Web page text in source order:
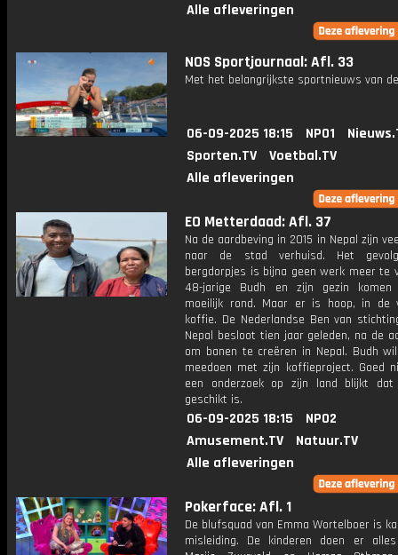
Alle afleveringen
NOS Sportjournaal: Afl. 33
Met het belangrijkste sportnieuws van
06-09-2025 18:15 NPO1
Sporten.TV
Voetbal.TV
Alle afleveringen
EO Metterdaad: Afl. 37
Na de aardbeving in 2015 in Nepal zijn
naar de stad verhuisd. Het
bergdorpjes is bijna geen werk meer te
48-jarige Budh en zijn gezin
moeilijk rond. Maar er is hoop, in de
koffie. De Nederlandse Ben van
Nepal besloot tien jaar geleden, na de
om banen te creëren in Nepal. Budh
meedoen met zijn koffieproject. Goed
een onderzoek op zijn land blijkt
geschikt is.
06-09-2025 18:15
NPO2
Amusement.TV
Natuur.TV
Alle afleveringen
Pokerface: Afl. 1
De blufsquad van Emma Wortelboer is
misleiding. De kinderen doen er